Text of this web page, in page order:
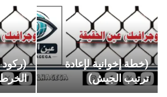
(خطة إخوانية لإعادة
ترتيب الجيش)